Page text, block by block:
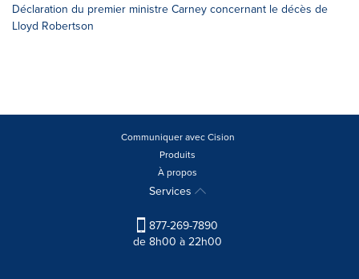
Déclaration du premier ministre Carney concernant le décès de
Lloyd Robertson
Communiquer avec Cision
Produits
À propos
Services
877-269-7890
de 8h00 à 22h00